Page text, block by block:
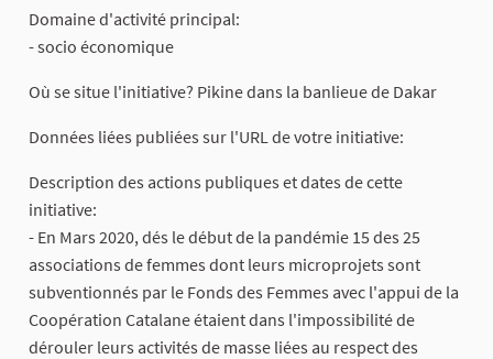
Domaine d'activité principal:
- socio économique
Où se situe l'initiative? Pikine dans la banlieue de Dakar
Données liées publiées sur l'URL de votre initiative:
Description des actions publiques et dates de cette
initiative:
- En Mars 2020, dés le début de la pandémie 15 des 25
associations de femmes dont leurs microprojets sont
subventionnés par le Fonds des Femmes avec l'appui de la
Coopération Catalane étaient dans l'impossibilité de
dérouler leurs activités de masse liées au respect des